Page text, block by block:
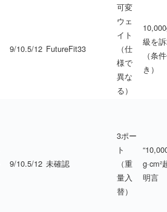
9/10.5/12 FutureFit33
可変
ウェ
イト
（仕
様で
異な
る）
級を
（条
き）
9/10.5/12 未確認
3ポー
ト
（重
量入
替）
g·cm²
明言